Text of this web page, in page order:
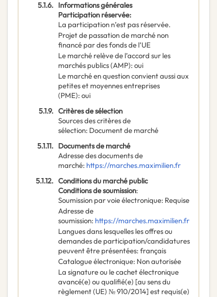
5.1.6. Informations générales
Participation réservée:
La participation n’est pas réservée.
Projet de passation de marché non
financé par des fonds de l’UE
Le marché relève de l’accord sur les
marchés publics (AMP): oui
Le marché en question convient aussi aux
petites et moyennes entreprises
(PME): oui
5.1.9. Critères de sélection
Sources des critères de
sélection: Document de marché
5.1.11. Documents de marché
Adresse des documents de
marché: https://marches.maximilien.fr
5.1.12. Conditions du marché public
Conditions de soumission:
Soumission par voie électronique: Requise
Adresse de
soumission: https://marches.maximilien.fr
Langues dans lesquelles les offres ou
demandes de participation/candidatures
peuvent être présentées: français
Catalogue électronique: Non autorisée
La signature ou le cachet électronique
avancé(e) ou qualifié(e) [au sens du
règlement (UE) № 910/2014] est requis(e)